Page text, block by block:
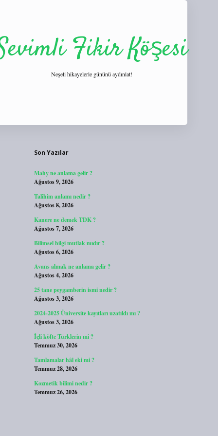
Fikir Köşesi
Neşeli hikayelerle gününü aydınlat!
Son Yazılar
Mahy ne anlama gelir ?
Ağustos 9, 2026
Talihim anlamı nedir ?
Ağustos 8, 2026
Kanere ne demek TDK ?
Ağustos 7, 2026
Bilimsel bilgi mutlak mıdır ?
Ağustos 6, 2026
Avans almak ne anlama gelir ?
Ağustos 4, 2026
25 tane peygamberin ismi nedir ?
Ağustos 3, 2026
2024-2025 Üniversite kayıtları uzatıldı mı ?
Ağustos 3, 2026
İçli köfte Türklerin mi ?
Temmuz 30, 2026
Tamlamalar hâl eki mi ?
Temmuz 28, 2026
Kozmetik bilimi nedir ?
Temmuz 26, 2026